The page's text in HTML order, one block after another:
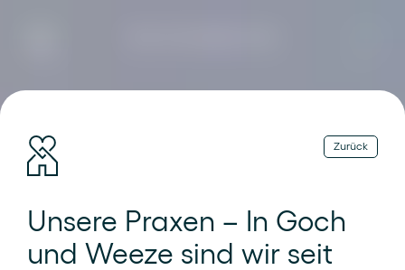
Zurück
Unsere Praxen – In Goch
und Weeze sind wir seit